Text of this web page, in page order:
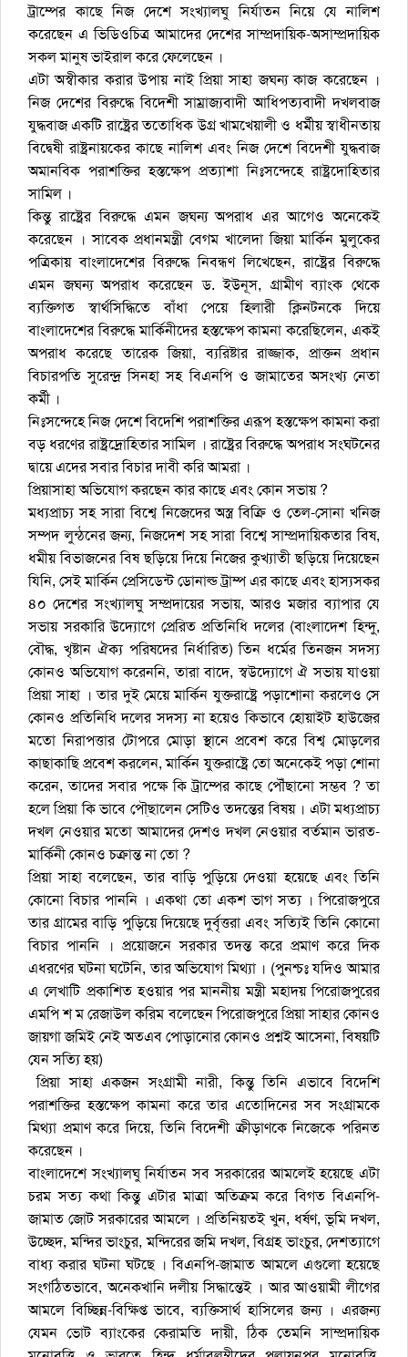
ট্রাম্পের কাছে‌ নিজ দে‌শে সংখ্যালঘু নির্যাতন নি‌য়ে যে না‌লিশ
ক‌রে‌ছেন এ ভি‌ডিওচিত্র আমা‌দের দেশের সাম্প্রদায়িক-অসাম্প্রদায়িক
সকল মানুষ ভাইরাল করে ফেলেছেন ।
এটা অস্বীকার করার উপায় নাই প্রিয়া সাহা জঘন্য কাজ ক‌রে‌ছেন ।
নিজ দে‌শের বিরু‌দ্ধে বি‌দে‌শী সাম্রাজ্যবাদী আ‌ধিপত্যবাদী দখলবাজ
যুদ্ধবাজ একটি রা‌ষ্ট্রের ত‌তো‌ধিক উগ্র খাম‌খেয়ালী ও ধর্মীয় স্বাধীনতায়
বি‌দ্বেষী রাষ্ট্রনায়‌কের কাছে না‌লিশ এবং নিজ দে‌শে বি‌দে‌শী যুদ্ধবাজ
অমান‌বিক পরাশ‌ক্তির হস্ত‌ক্ষেপ প্রত্যাশা নিঃস‌ন্দে‌হে রাষ্ট্র‌দো‌হিতার
সা‌মিল ।
কিন্তু রা‌ষ্ট্রের বিরু‌দ্ধে এমন জঘন্য অপরাধ এর আ‌গেও অনেকেই
ক‌রে‌ছেন । সা‌বেক প্রধানমন্ত্রী বেগম খা‌লেদা জিয়া মা‌র্কিন মুলু‌কের
প‌ত্রিকায় বাংলা‌দে‌শের বিরু‌দ্ধে নিবন্ধণ লি‌খে‌ছেন, রা‌ষ্ট্রের বিরু‌দ্ধে
এমন জঘন্য অপরাধ ক‌রে‌ছেন ড. ইউনূস, গ্রামীণ ব্যাংক থে‌কে
ব্য‌ক্তিগত স্বার্থ‌সি‌দ্ধিতে বাঁধা পে‌য়ে হিলারী ক্লিনটন‌কে দি‌য়ে
বাংলা‌দে‌শের বিরু‌দ্ধে মা‌র্কিনী‌দের হস্ত‌ক্ষেপ কামনা ক‌রে‌ছি‌লেন, একই
অপরাধ করেছে তারেক জিয়া, ব্যরিষ্টার রাজ্জাক, প্রাক্তন প্রধান
বিচারপতি সুরেন্দ্র সিনহা সহ বিএন‌পি ও জামাতের অসংখ্য নেতা
কর্মী ।
নিঃস‌ন্দে‌হে নিজ দে‌শে বি‌দে‌শি পরাশ‌ক্তির এরূপ হস্ত‌ক্ষেপ কামনা করা
বড় ধর‌ণের রাষ্ট্র‌দ্রোহিতার সামিল । রা‌ষ্ট্রের বিরু‌দ্ধে অপরাধ সংঘট‌নের
দ্বা‌য়ে এ‌দের সবার বিচার দা‌বী করি আমরা ।
প্রিয়াসাহা অভিযোগ করছেন কার কাছে এবং কোন সভায় ?
মধ্যপ্রাচ্য সহ সারা বিশ্বে নিজেদের অস্ত্র বিক্রি ও তেল-সোনা খনিজ
সম্পদ লুন্ঠনের জন্য, নিজদেশ সহ সারা বিশ্বে সাম্প্রদায়িকতার বিষ,
ধমীয় বিভাজনের বিষ ছড়িয়ে দিয়ে নিজের কুখ্যাতী ছড়িয়ে দিয়েছেন
যিনি, সেই মার্কিন প্রেসিডেন্ট ডোনাল্ড ট্রাম্প এর কাছে এবং হাস্যসকর
৪০ দেশের সংখ্যালঘু সম্প্রদায়ের সভায়, আরও মজার ব্যাপার যে
সভায় সরকারি উদ্যোগে প্রেরিত প্রতিনিধি দলের (বাংলাদেশ হিন্দু,
বৌদ্ধ, খৃষ্টান ঐক্য পরিষদের নির্ধারিত) তিন ধর্মের তিনজন সদস্য
কোনও অভিযোগ করেননি, তারা বাদে, স্বউদ্যোগে ঐ সভায় যাওয়া
প্রিয়া সাহা । তার দুই মেয়ে মার্কিন যুক্তরাষ্ট্রে পড়াশোনা করলেও সে
কোনও প্রতিনিধি দলের সদস্য না হয়েও কিভাবে হোয়াইট হাউজের
মতো নিরাপত্তার টোপরে মোড়া স্থানে প্রবেশ করে বিশ্ব মোড়লের
কাছাকাছি প্রবেশ করলেন, মার্কিন যুক্তরাষ্ট্রে তো অনেকেই পড়া শোনা
করেন, তাদের সবার পক্ষে কি ট্রাম্পের কাছে পৌঁছানো সম্ভব ? তা
হলে প্রিয়া কি ভাবে পৌ্ছালেন সেটিও তদন্তের বিষয় । এটা মধ্যপ্রাচ্য
দখল নেওয়ার মতো আমাদের দেশও দখল নেওয়ার বর্তমান ভারত-
মার্কিনী কোনও চক্রান্ত না তো ?
‌প্রিয়া সাহা ব‌লে‌ছেন, তার বা‌ড়ি পু‌ড়ি‌য়ে দেওয়া হ‌য়ে‌ছে এবং তি‌নি
কো‌নো বিচার পান‌নি । একথা তো একশ ভাগ সত্য । পি‌রোজপু‌রে
তার গ্রা‌মের বা‌ড়ি পু‌ড়ি‌য়ে দি‌য়ে‌ছে দুর্বৃত্তরা এবং স‌ত্যিই তি‌নি কো‌নো
বিচার পান‌নি । প্রয়োজনে সরকার তদন্ত করে প্রমাণ করে দিক
এধরণের ঘটনা ঘটেনি, তার অভিযোগ মিথ্যা । (পুনশ্চঃ যদিও আমার
এ লেখাটি প্রকাশিত হওয়ার পর মাননীয় মন্ত্রী মহাদয় পিরোজপুরের
এমপি শ ম রেজাউল করিম বলেছেন পিরোজপুরে প্রিয়া সাহার কোনও
জায়গা জমিই নেই অতএব পোড়ানোর কোনও প্রশ্নই আসেনা, বিষয়টি
যেন সত্যি হয়)
‌ প্রিয়া সাহা একজন সংগ্রামী নারী, কিন্তু তি‌নি এভা‌বে বি‌দে‌শি
পরাশ‌ক্তির হস্ত‌ক্ষেপ কামনা ক‌রে তার এ‌তো‌দি‌নের সব সংগ্রাম‌কে
মিথ্যা প্রমাণ ক‌রে দি‌য়ে, তিনি বিদেশী ক্রীড়াণকে নিজেকে পরিনত
করেছেন ।
বাংলা‌দে‌শে সংখ্যালঘু নির্যাতন সব সরকা‌রের আম‌লেই হয়েছে এটা
চরম সত্য কথা কিন্তু এটার মাত্রা অতিক্রম করে বিগত বিএনপি-
জামাত জোট সরকারের আমলে । প্র‌তি‌নিয়তই খুন, ধর্ষণ, ভূ‌মি দখল,
উ‌চ্ছেদ, ম‌ন্দির ভাংচুর, ম‌ন্দি‌রের জ‌মি দখল, বিগ্রহ ভাংচুর, দেশত্যা‌গে
বাধ্য করার ঘটনা ঘট‌ছে । বিএন‌পি-জামাত আম‌লে এগু‌লো হ‌য়ে‌ছে
সংগ‌ঠিতভা‌বে, অ‌নেকখা‌নি দলীয় সিদ্ধা‌ন্তেই । আর আওয়ামী লীগের
আমলে বিচ্ছিন্ন-বিক্ষিপ্ত ভাবে, ব্যক্তিসার্থ হাসিলের জন্য । এরজন্য
যেমন ভোট ব্যাংকের কেরামতি দায়ী, ঠিক তেমনি সাম্প্রদায়িক